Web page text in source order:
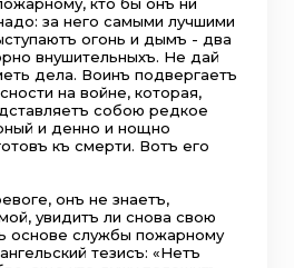
за него самыми лучшими
огонь и дымъ - два
внушительныхъ. Не дай
дела. Воинъ подвергаетъ
на войне, которая,
собою редкое
и денно и нощно
къ смерти. Вотъ его
онъ не знаетъ,
увидитъ ли снова свою
основе службы пожарному
тезисъ: «Нетъ